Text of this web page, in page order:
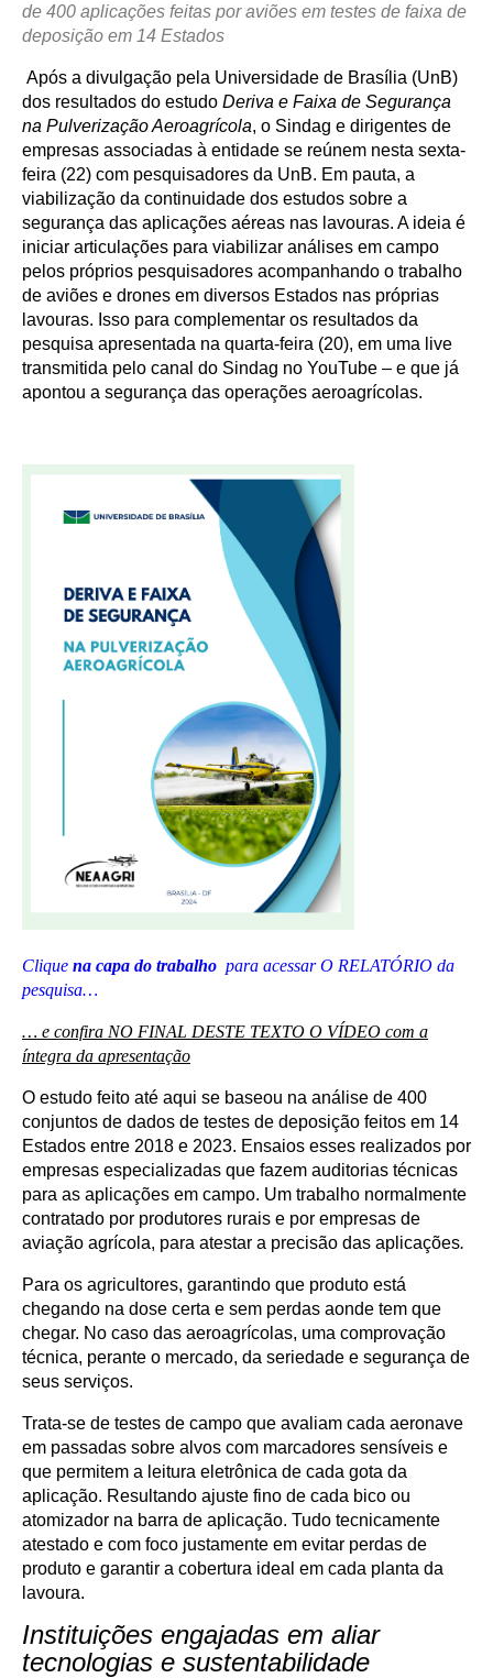
de 400 aplicações feitas por aviões em testes de faixa de
deposição em 14 Estados
Após a divulgação pela Universidade de Brasília (UnB)
dos resultados do estudo Deriva e Faixa de Segurança
na Pulverização Aeroagrícola, o Sindag e dirigentes de
empresas associadas à entidade se reúnem nesta sexta-
feira (22) com pesquisadores da UnB. Em pauta, a
viabilização da continuidade dos estudos sobre a
segurança das aplicações aéreas nas lavouras. A ideia é
iniciar articulações para viabilizar análises em campo
pelos próprios pesquisadores acompanhando o trabalho
de aviões e drones em diversos Estados nas próprias
lavouras. Isso para complementar os resultados da
pesquisa apresentada na quarta-feira (20), em uma live
transmitida pelo canal do Sindag no YouTube – e que já
apontou a segurança das operações aeroagrícolas.
Clique na capa do trabalho para acessar O RELATÓRIO da
pesquisa…
… e confira NO FINAL DESTE TEXTO O VÍDEO com a
íntegra da apresentação
O estudo feito até aqui se baseou na análise de 400
conjuntos de dados de testes de deposição feitos em 14
Estados entre 2018 e 2023. Ensaios esses realizados por
empresas especializadas que fazem auditorias técnicas
para as aplicações em campo. Um trabalho normalmente
contratado por produtores rurais e por empresas de
aviação agrícola, para atestar a precisão das aplicações.
Para os agricultores, garantindo que produto está
chegando na dose certa e sem perdas aonde tem que
chegar. No caso das aeroagrícolas, uma comprovação
técnica, perante o mercado, da seriedade e segurança de
seus serviços.
Trata-se de testes de campo que avaliam cada aeronave
em passadas sobre alvos com marcadores sensíveis e
que permitem a leitura eletrônica de cada gota da
aplicação. Resultando ajuste fino de cada bico ou
atomizador na barra de aplicação. Tudo tecnicamente
atestado e com foco justamente em evitar perdas de
produto e garantir a cobertura ideal em cada planta da
lavoura.
Instituições engajadas em aliar
tecnologias e sustentabilidade